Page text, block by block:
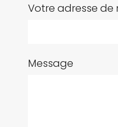
Votre adresse
Message